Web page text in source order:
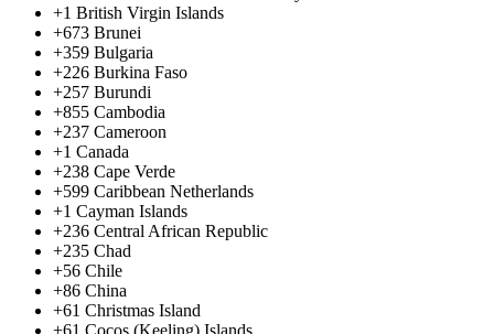
+1 British Virgin Islands
+673 Brunei
+359 Bulgaria
+226 Burkina Faso
+257 Burundi
+855 Cambodia
+237 Cameroon
+1 Canada
+238 Cape Verde
+599 Caribbean Netherlands
+1 Cayman Islands
+236 Central African Republic
+235 Chad
+56 Chile
+86 China
+61 Christmas Island
+61 Cocos (Keeling) Islands